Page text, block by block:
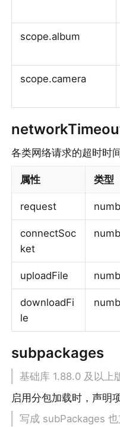
scope.album
scope.camera
各类网络请求的超时时
属性 类型
request
connectSoc
ket
uploadFile
downloadFi
le
subpackages
基础库 1.88.0 及以上
启用分包加载时，声明
写成 subPackages 也